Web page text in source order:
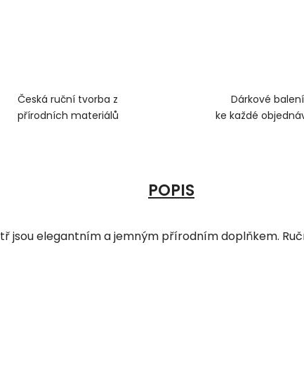
Česká ruční tvorba z
přírodních materiálů
Dárkové balení
ke každé
POPIS
jsou elegantním a jemným přírodním doplňkem.